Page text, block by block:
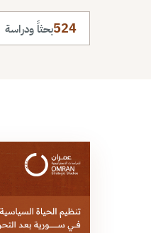
524بحثاً ودراسة